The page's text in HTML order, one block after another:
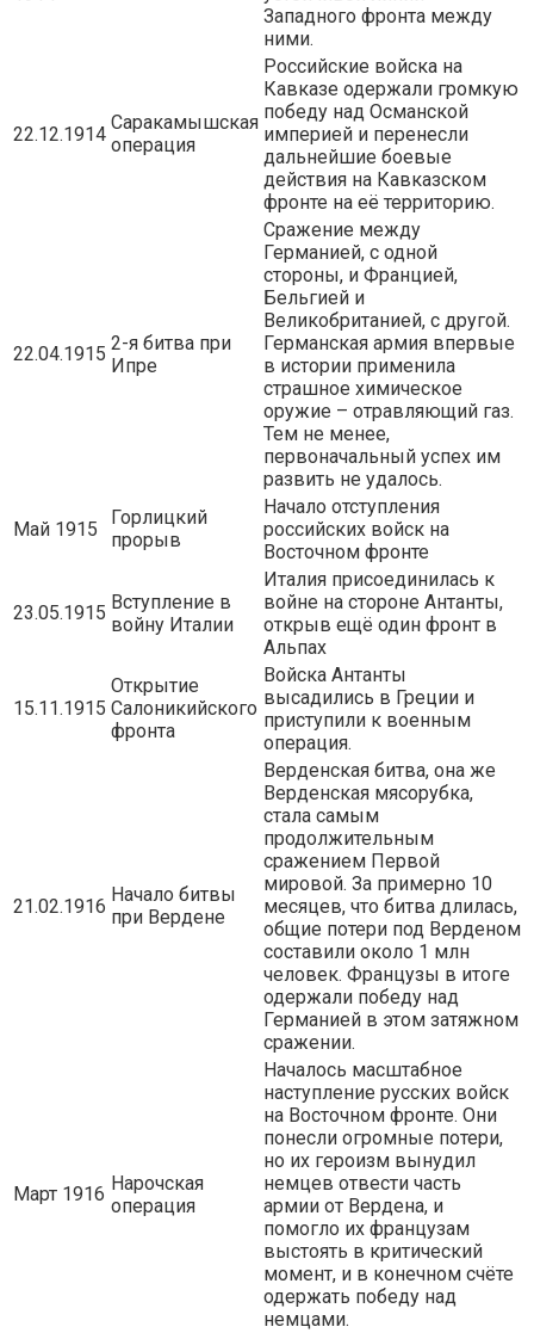
Западного фронта между
ними.
22.12.1914
Саракамышская
операция
Российские войска на
Кавказе одержали громкую
победу над Османской
империей и перенесли
дальнейшие боевые
действия на Кавказском
фронте на её территорию.
22.04.1915 2-я битва при
Ипре
Сражение между
Германией, с одной
стороны, и Францией,
Бельгией и
Великобританией, с другой.
Германская армия впервые
в истории применила
страшное химическое
оружие – отравляющий газ.
Тем не менее,
первоначальный успех им
развить не удалось.
Май 1915
Горлицкий
прорыв
Начало отступления
российских войск на
Восточном фронте
23.05.1915 Вступление в
войну Италии
Италия присоединилась к
войне на стороне Антанты,
открыв ещё один фронт в
Альпах
15.11.1915
Открытие
Салоникийского
фронта
Войска Антанты
высадились в Греции и
приступили к военным
операция.
21.02.1916
Начало битвы
при Вердене
Верденская битва, она же
Верденская мясорубка,
стала самым
продолжительным
сражением Первой
мировой. За примерно 10
месяцев, что битва длилась,
общие потери под Верденом
составили около 1 млн
человек. Французы в итоге
одержали победу над
Германией в этом затяжном
сражении.
Март 1916 Нарочская
операция
Началось масштабное
наступление русских войск
на Восточном фронте. Они
понесли огромные потери,
но их героизм вынудил
немцев отвести часть
армии от Вердена, и
помогло их французам
выстоять в критический
момент, и в конечном счёте
одержать победу над
немцами.